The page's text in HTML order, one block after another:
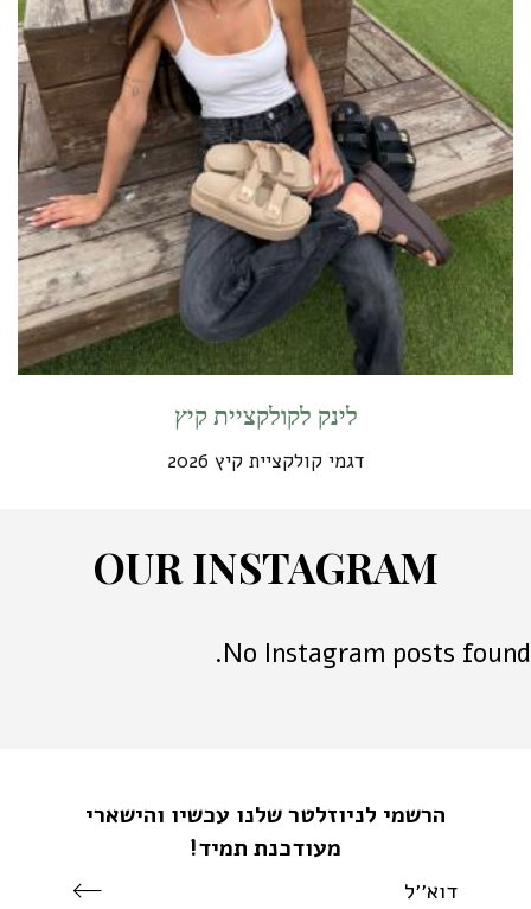
לינק לקולקציית קיץ
דגמי קולקציית קיץ 2026
OUR INSTAGRAM
No Instagram posts found.
הרשמי לניוזלטר שלנו עכשיו והישארי
מעודכנת תמיד!